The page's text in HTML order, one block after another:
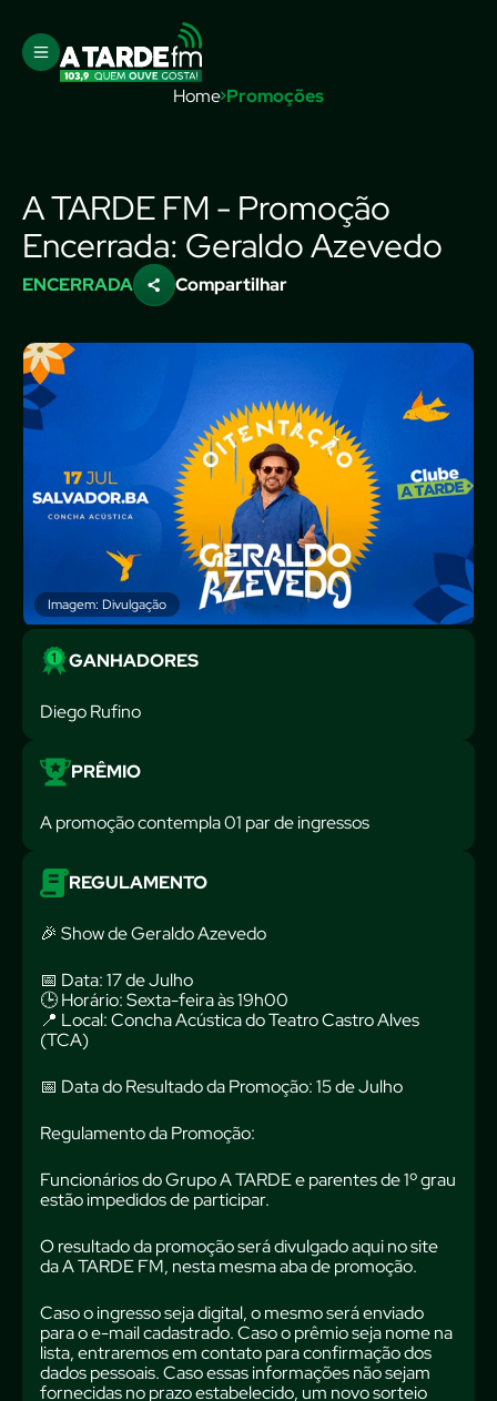
Home Promoções
A TARDE FM - Promoção
Encerrada: Geraldo Azevedo
ENCERRADA Compartilhar
Imagem: Divulgação
GANHADORES
Diego Rufino
PRÊMIO
A promoção contempla 01 par de ingressos
REGULAMENTO
🎉 Show de Geraldo Azevedo
📅 Data: 17 de Julho
🕒 Horário: Sexta-feira às 19h00
📍 Local: Concha Acústica do Teatro Castro Alves
(TCA)
📅 Data do Resultado da Promoção: 15 de Julho
Regulamento da Promoção:
Funcionários do Grupo A TARDE e parentes de 1º grau
estão impedidos de participar.
O resultado da promoção será divulgado aqui no site
da A TARDE FM, nesta mesma aba de promoção.
Caso o ingresso seja digital, o mesmo será enviado
para o e-mail cadastrado. Caso o prêmio seja nome na
lista, entraremos em contato para confirmação dos
dados pessoais. Caso essas informações não sejam
fornecidas no prazo estabelecido, um novo sorteio